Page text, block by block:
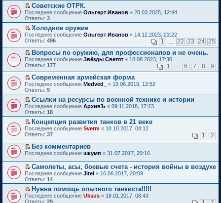
н
е
п
р
о
ч
и
а
н
н
о
м
у
с
о
о
б
щ
е
н
и
ю
р
в
о
м
у
н
е
п
р
о
ч
т
а
н
н
о
м
у
с
о
о
б
щ
е
н
ю
е
й
т
и
к
п
е
в
о
м
у
н
е
п
р
о
ч
и
т
а
н
н
о
м
у
о
о
б
щ
е
н
и
П
е
р
е
й
т
и
п
е
в
о
м
у
н
е
п
р
о
ч
и
т
а
н
о
м
у
с
о
о
б
Советские ОТРК.
Последнее сообщение Ольгерт Иванов « 28.03.2025, 12:44
Ответы: 3
П
е
е
й
т
и
к
п
е
р
в
о
м
у
н
е
п
р
о
ч
т
а
н
н
о
м
у
Холодное оружие
Последнее сообщение Ольгерт Иванов « 14.12.2023, 23:22
Ответы: 496 1 22 23 24 25
П
е
е
й
т
и
к
п
е
р
в
о
м
у
н
е
р
о
ч
и
т
а
н
Вопросы по оружию, для профессионалов и не очень.
Последнее сообщение Звёзды Светят « 18.08.2023, 17:30
Ответы: 177 1 6 7 8 9
П
е
р
е
й
т
и
к
п
е
р
в
о
у
н
е
п
р
о
ч
Современная армейская форма
Последнее сообщение Medved_ « 19.06.2019, 12:52
Ответы: 9
П
е
р
е
й
т
и
п
р
в
о
м
у
н
е
Ссылки на ресурсы по военной технике и истории
Последнее сообщение АрхивЪ « 09.11.2018, 17:23
Ответы: 18
П
е
е
й
т
и
к
п
е
р
в
о
Концепция развития танков в 21 веке
Последнее сообщение Sverm « 10.10.2017, 04:12
Ответы: 37 1 2
П
р
е
й
т
и
к
п
Без комментариев
Последнее сообщение шкумп « 31.07.2017, 20:16
П
е
р
е
й
т
Самолеты, асы, боевые счета - история войны в воздухе
Последнее сообщение Jitel « 16.06.2017, 20:09
Ответы: 14
П
е
Нужна помощь опытного танкиста!!!!!
Последнее сообщение Uksus « 18.01.2017, 08:43
Ответы: 29